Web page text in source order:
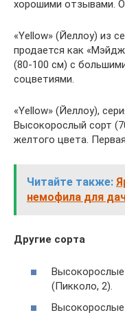
хорошими отзывами.
«Yellow» (Йеллоу) из
продается как
(80-100 см) с
соцветиями.
«Yellow» (Йеллоу),
Высокорослый сорт
желтого цвета.
Читайте также:
немофила для
Другие сорта
Высокорослые
(Пикколо, 2).
Высокорослые